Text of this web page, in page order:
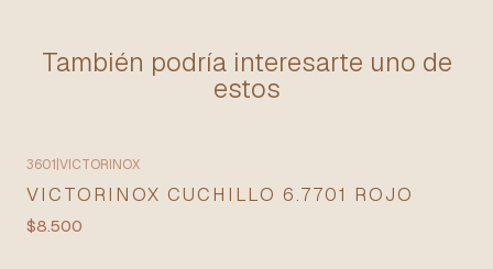
También podría interesarte uno de
estos
3601 VICTORINOX
VICTORINOX CUCHILLO 6.7701 ROJO
$8.500